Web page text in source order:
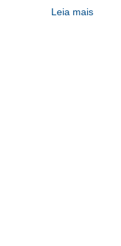
Leia mais